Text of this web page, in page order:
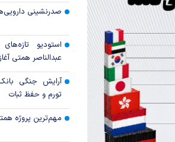
صدرنشینی
استودیو
عبدالناصر همتی
آرایش جنگی
تورم و حفظ ثبات
مهم‌ترین پروژه همتی